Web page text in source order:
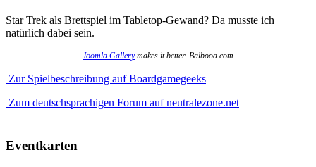
Star Trek als Brettspiel im Tabletop-Gewand? Da musste ich
natürlich dabei sein.
Joomla Gallerymakes it better. Balbooa.com
Zur Spielbeschreibung auf Boardgamegeeks
Zum deutschsprachigen Forum auf neutralezone.net
Eventkarten